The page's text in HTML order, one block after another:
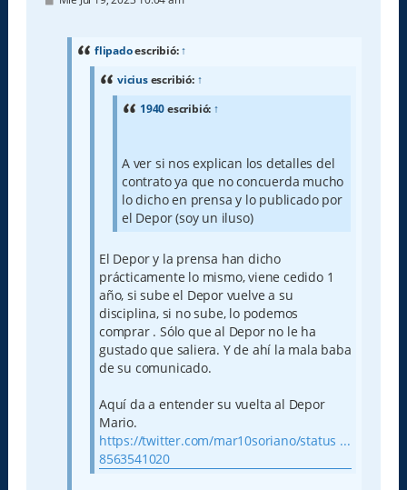
flipadoescribió:↑
viciusescribió: ↑
1940escribió: ↑
A ver si nos explican los detalles del
contrato ya que no concuerda mucho
lo dicho en prensa y lo publicado por
el Depor (soy un iluso)
El Depor y la prensa han dicho
prácticamente lo mismo, viene cedido 1
año, si sube el Depor vuelve a su
disciplina, si no sube, lo podemos
comprar . Sólo que al Depor no le ha
gustado que saliera. Y de ahí la mala baba
de su comunicado.
Aquí da a entender su vuelta al Depor
Mario.
https://twitter.com/mar10soriano/status ...
8563541020